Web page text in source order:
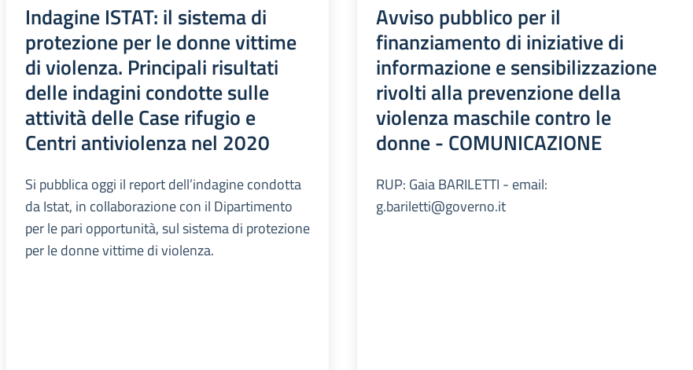
Indagine ISTAT: il sistema di
protezione per le donne vittime
di violenza. Principali risultati
delle indagini condotte sulle
attività delle Case rifugio e
Centri antiviolenza nel 2020
Si pubblica oggi il report dell’indagine condotta
da Istat, in collaborazione con il Dipartimento
per le pari opportunità, sul sistema di protezione
per le donne vittime di violenza.
Avviso pubblico per il
finanziamento di iniziative di
informazione e sensibilizzazione
rivolti alla prevenzione della
violenza maschile contro le
donne - COMUNICAZIONE
RUP: Gaia BARILETTI - email:
g.bariletti@governo.it